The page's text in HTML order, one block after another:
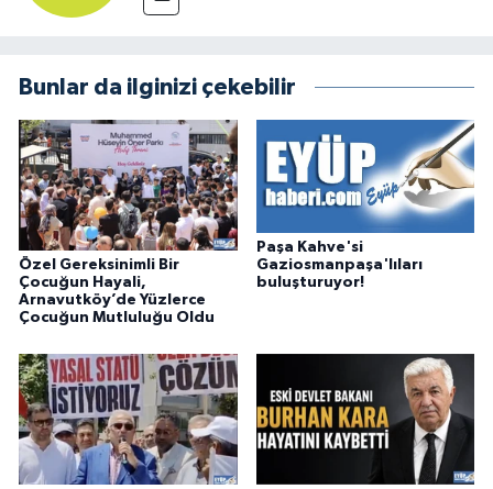
Bunlar da ilginizi çekebilir
Özel Gereksinimli Bir
Çocuğun Hayali,
Arnavutköy’de Yüzlerce
Çocuğun Mutluluğu Oldu
Paşa Kahve'si
Gaziosmanpaşa'lıları
buluşturuyor!